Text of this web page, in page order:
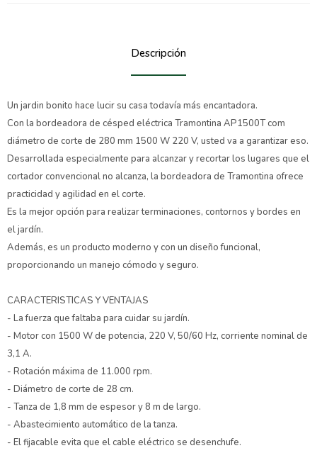
Descripción
Un jardin bonito hace lucir su casa todavía más encantadora.
Con la bordeadora de césped eléctrica Tramontina AP1500T com
diámetro de corte de 280 mm 1500 W 220 V, usted va a garantizar eso.
Desarrollada especialmente para alcanzar y recortar los lugares que el
cortador convencional no alcanza, la bordeadora de Tramontina ofrece
practicidad y agilidad en el corte.
Es la mejor opción para realizar terminaciones, contornos y bordes en
el jardín.
Además, es un producto moderno y con un diseño funcional,
proporcionando un manejo cómodo y seguro.
CARACTERISTICAS Y VENTAJAS
- La fuerza que faltaba para cuidar su jardín.
- Motor con 1500 W de potencia, 220 V, 50/60 Hz, corriente nominal de
3,1 A.
- Rotación máxima de 11.000 rpm.
- Diámetro de corte de 28 cm.
- Tanza de 1,8 mm de espesor y 8 m de largo.
- Abastecimiento automático de la tanza.
- El fijacable evita que el cable eléctrico se desenchufe.